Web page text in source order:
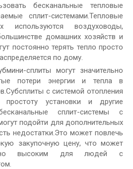
бесканальные тепловые
сплит-системами.Тепловые
воздуховоды,
домашних хозяйств и
постоянно терять тепло просто
по дому.
сплиты могут значительно
потери энергии и тепла в
с системой отопления
простоту установки и другие
сплит-системы с
подойти для дополнительных
недостатки.Это может повлечь
закупочную цену, что может
высоким для людей с